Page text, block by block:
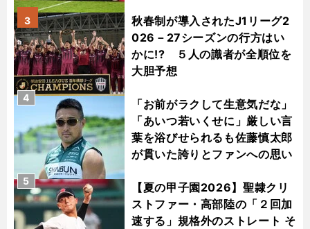
秋春制が導入されたJ1リーグ2
026－27シーズンの行方はい
かに!? ５人の識者が全順位を
大胆予想
3
「お前がラクして生意気だな」
「あいつ若いくせに」厳しい言
葉を浴びせられるも佐藤慎太郎
が貫いた誇りとファンへの思い
4
【夏の甲子園2026】聖隷クリ
ストファー・高部陸の「２回加
速する」規格外のストレート そ
5